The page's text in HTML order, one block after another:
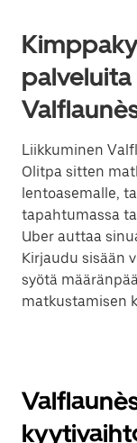
Liikkuminen
Olitpa sitten
lentoasemalle,
tapahtumassa
Uber auttaa
Kirjaudu sisään
syötä
matkustamisen